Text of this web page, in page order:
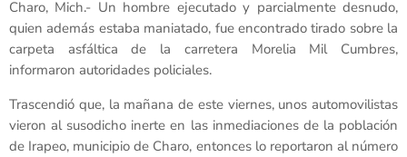
Charo, Mich.- Un hombre ejecutado y parcialmente desnudo,
quien además estaba maniatado, fue encontrado tirado sobre la
carpeta asfáltica de la carretera Morelia Mil Cumbres,
informaron autoridades policiales.
Trascendió que, la mañana de este viernes, unos automovilistas
vieron al susodicho inerte en las inmediaciones de la población
de Irapeo, municipio de Charo, entonces lo reportaron al número